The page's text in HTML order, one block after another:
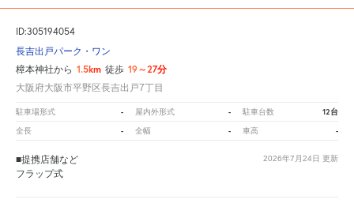
ID:305194054
長吉出戸パーク・ワン
樟本神社から 1.5km 徒歩 19～27分
大阪府大阪市平野区長吉出戸7丁目
駐車場形式 - 屋内外形式 - 駐車台数 12台
全長 - 全幅 - 車高 -
2026年7月24日 更新
■提携店舗など
フラップ式